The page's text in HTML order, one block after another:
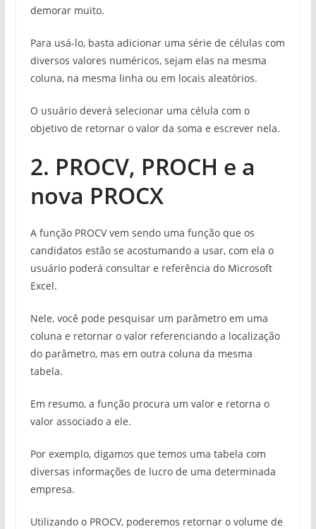
demorar muito.
Para usá-lo, basta adicionar uma série de células com
diversos valores numéricos, sejam elas na mesma
coluna, na mesma linha ou em locais aleatórios.
O usuário deverá selecionar uma célula com o
objetivo de retornar o valor da soma e escrever nela.
2. PROCV, PROCH e a
nova PROCX
A função PROCV vem sendo uma função que os
candidatos estão se acostumando a usar, com ela o
usuário poderá consultar e referência do Microsoft
Excel.
Nele, você pode pesquisar um parâmetro em uma
coluna e retornar o valor referenciando a localização
do parâmetro, mas em outra coluna da mesma
tabela.
Em resumo, a função procura um valor e retorna o
valor associado a ele.
Por exemplo, digamos que temos uma tabela com
diversas informações de lucro de uma determinada
empresa.
Utilizando o PROCV, poderemos retornar o volume de